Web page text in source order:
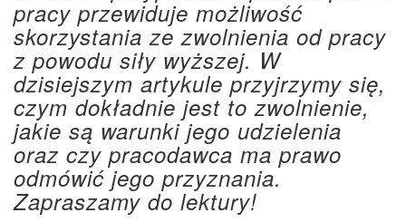
pracy przewiduje możliwość
skorzystania ze zwolnienia od pracy
z powodu siły wyższej. W
dzisiejszym artykule przyjrzymy się,
czym dokładnie jest to zwolnienie,
jakie są warunki jego udzielenia
oraz czy pracodawca ma prawo
odmówić jego przyznania.
Zapraszamy do lektury!